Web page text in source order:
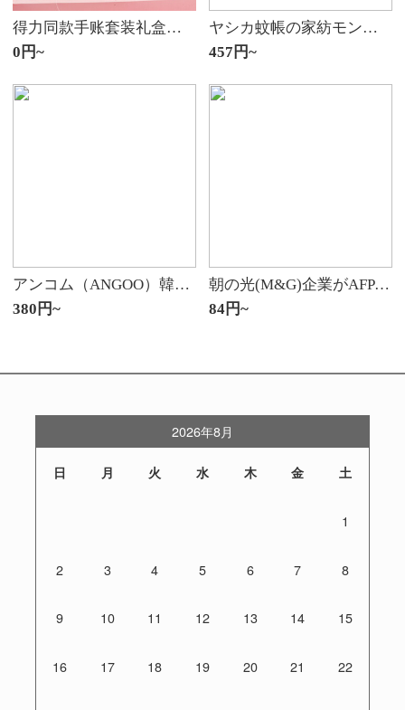
得力同款手账套装礼盒手账全套工具手账本套装少女可爱手帐工具套装本子洋凝珑 手帐升级工具包套装(送教程)
0円~
ヤシカ蚊帳の家紡モンゴル包蚊帳0.9メートルベッド学生寮の上の下段ベッドには、折りたたみワイヤ暗号化マジック蚊帳の宇宙灰が設置されています。
457円~
アンコム（ANGOO）韓国版かわいい小学生の補習袋は書類袋を持つ大容量です。リュックサックを持つ大容量の手には防水美術バッグがあります。
380円~
朝の光(M&G)企業がAFP 43201を注文して作成しました。ビジネス署名简约型金属万年笔の色はランダムで単品です。
84円~
2026年8月
日 月 火 水 木 金 土
1
2 3 4 5 6 7 8
9 10 11 12 13 14 15
16 17 18 19 20 21 22